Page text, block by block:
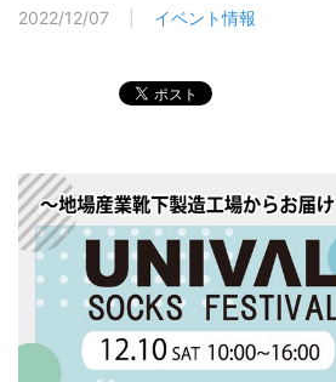
2022/12/07 イベント情報